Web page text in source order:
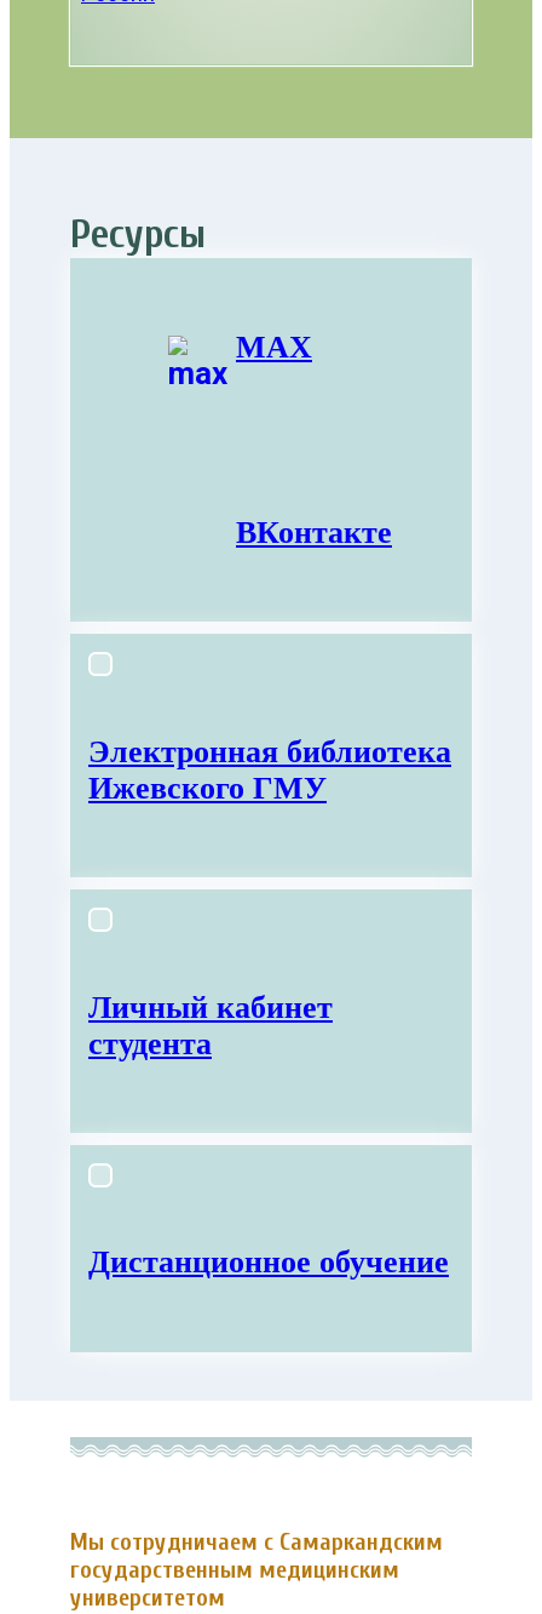
Ресурсы
MAX
ВКонтакте
Электронная библиотека
Ижевского ГМУ
Личный кабинет
студента
Дистанционное обучение
Мы сотрудничаем с Самаркандским
государственным медицинским
университетом